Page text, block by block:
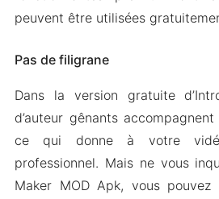
peuvent être utilisées
Pas de filigrane
Dans la version gratuite
d’auteur gênants
ce qui donne à votre
professionnel. Mais ne vous
Maker MOD Apk, vous